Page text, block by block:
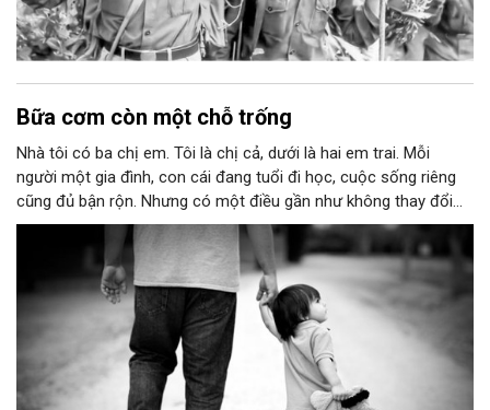
Bữa cơm còn một chỗ trống
Nhà tôi có ba chị em. Tôi là chị cả, dưới là hai em trai. Mỗi
người một gia đình, con cái đang tuổi đi học, cuộc sống riêng
cũng đủ bận rộn. Nhưng có một điều gần như không thay đổi
suốt bao năm: cứ cuối tuần, chúng tôi lại trở về nhà bố mẹ.